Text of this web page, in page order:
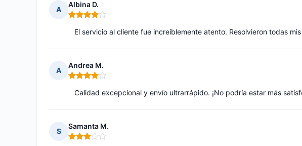
A
Albina D.
Nota: 4 de 5
El servicio al cliente fue increíblemente atento. Resolvieron todas
A
Andrea M.
Nota: 4 de 5
Calidad excepcional y envío ultrarrápido. ¡No podría estar más
S
Samanta M.
Nota: 3 de 5